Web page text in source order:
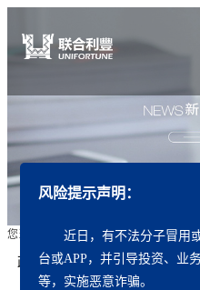
您当前位置:首页 资讯中心 知识
政策解读 | 《海关总署关于
〈海关认证企
风险提示声明：
近日，有不法分子冒用
台或APP，并引导投资、业
等，实施恶意诈骗。